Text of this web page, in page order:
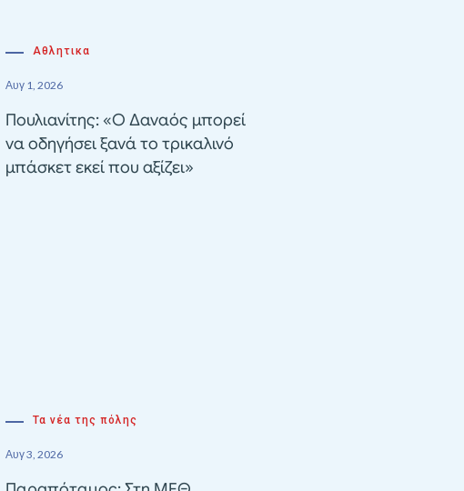
Αθλητικα
Αυγ 1, 2026
Πουλιανίτης: «Ο Δαναός μπορεί
να οδηγήσει ξανά το τρικαλινό
μπάσκετ εκεί που αξίζει»
Τα νέα της πόλης
Αυγ 3, 2026